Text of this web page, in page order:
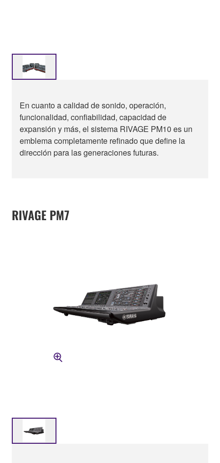
En cuanto a calidad de sonido, operación,
funcionalidad, confiabilidad, capacidad de
expansión y más, el sistema RIVAGE PM10 es un
emblema completamente refinado que define la
dirección para las generaciones futuras.
RIVAGE PM7